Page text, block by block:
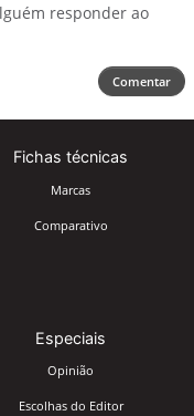
responder ao
Comentar
Fichas técnicas
Marcas
Comparativo
Especiais
Opinião
Escolhas do Editor